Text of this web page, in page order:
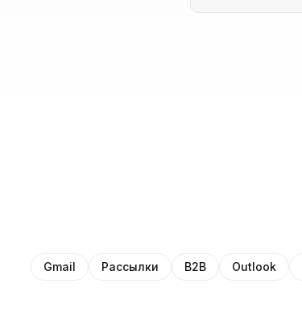
Gmail Рассылки B2B Outlook